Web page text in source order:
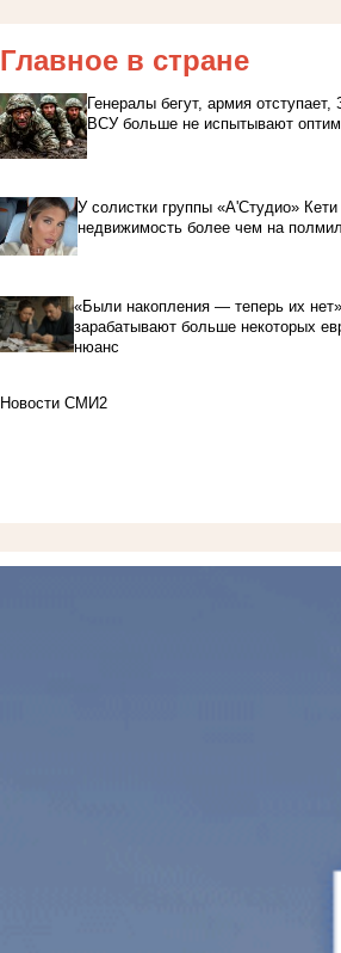
Главное в стране
Генералы бегут, армия отступает,
ВСУ больше не испытывают
У солистки группы «А'Студио»
недвижимость более чем на
«Были накопления — теперь их
зарабатывают больше некоторых
нюанс
Новости СМИ2